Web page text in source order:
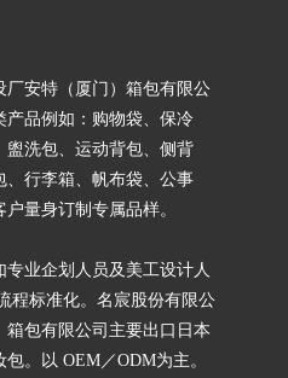
安特（厦门）箱包有限公
产品例如：购物袋、保冷
盥洗包、运动背包、侧背
、行李箱、帆布袋、公事
量身订制专属品样。
业企划人员及美工设计人
程标准化。名宸股份有限公
包有限公司主要出口日本
。以 OEM／ODM为主。